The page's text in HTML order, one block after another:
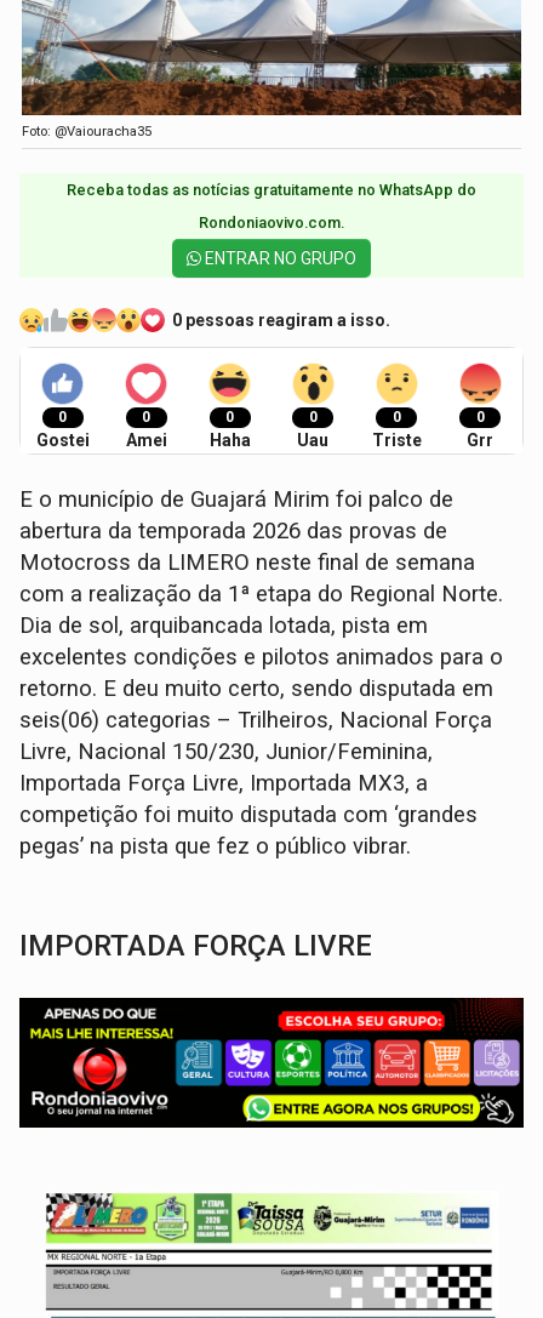
Foto: @Vaiouracha35
Receba todas as notícias gratuitamente no WhatsApp do
Rondoniaovivo.com.​
ENTRAR NO GRUPO
0 pessoas reagiram a isso.
0
Gostei
0
Amei
0
Haha
0
Uau
0
Triste
0
Grr
E o município de Guajará Mirim foi palco de
abertura da temporada 2026 das provas de
Motocross da LIMERO neste final de semana
com a realização da 1ª etapa do Regional Norte.
Dia de sol, arquibancada lotada, pista em
excelentes condições e pilotos animados para o
retorno. E deu muito certo, sendo disputada em
seis(06) categorias – Trilheiros, Nacional Força
Livre, Nacional 150/230, Junior/Feminina,
Importada Força Livre, Importada MX3, a
competição foi muito disputada com ‘grandes
pegas’ na pista que fez o público vibrar.
IMPORTADA FORÇA LIVRE